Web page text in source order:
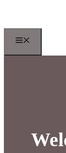
springen